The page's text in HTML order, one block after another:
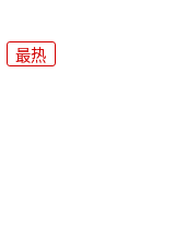
最热